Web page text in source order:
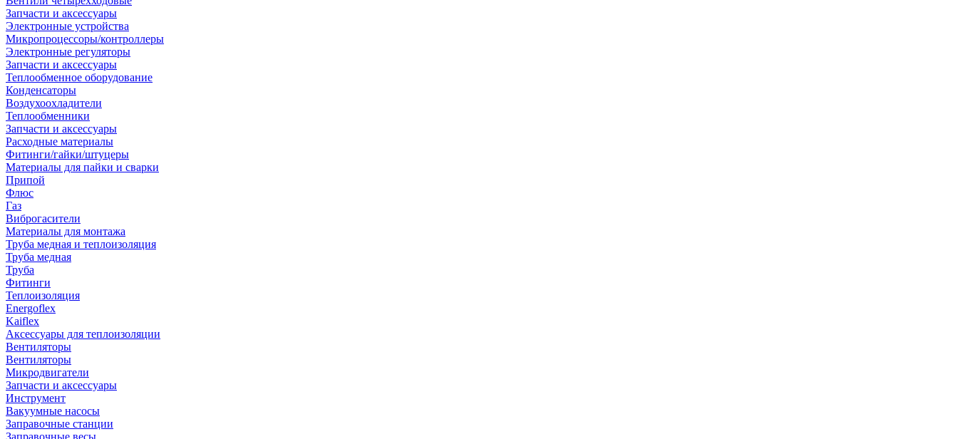
Запчасти и аксессуары
Электронные устройства
Микропроцессоры/контроллеры
Электронные регуляторы
Запчасти и аксессуары
Теплообменное оборудование
Конденсаторы
Воздухоохладители
Теплообменники
Запчасти и аксессуары
Расходные материалы
Фитинги/гайки/штуцеры
Материалы для пайки и сварки
Припой
Флюс
Газ
Виброгасители
Материалы для монтажа
Труба медная и теплоизоляция
Труба медная
Труба
Фитинги
Теплоизоляция
Energoflex
Kaiflex
Аксессуары для теплоизоляции
Вентиляторы
Вентиляторы
Микродвигатели
Запчасти и аксессуары
Инструмент
Вакуумные насосы
Заправочные станции
Заправочные весы